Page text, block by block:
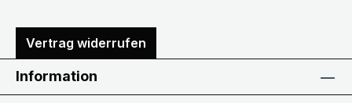
Vertrag widerrufen
Information